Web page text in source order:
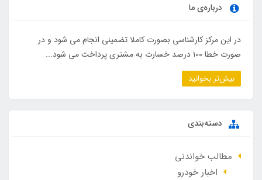
درباره‌ی ما
در این مرکز کارشناسی بصورت کاملا تضمینی انجام می شود و در
صورت خطا ۱۰۰ درصد خسارت به مشتری پرداخت می شود...
بیش‌تر بخوانید
دسته‌بندی
مطالب خواندنی
اخبار خودرو